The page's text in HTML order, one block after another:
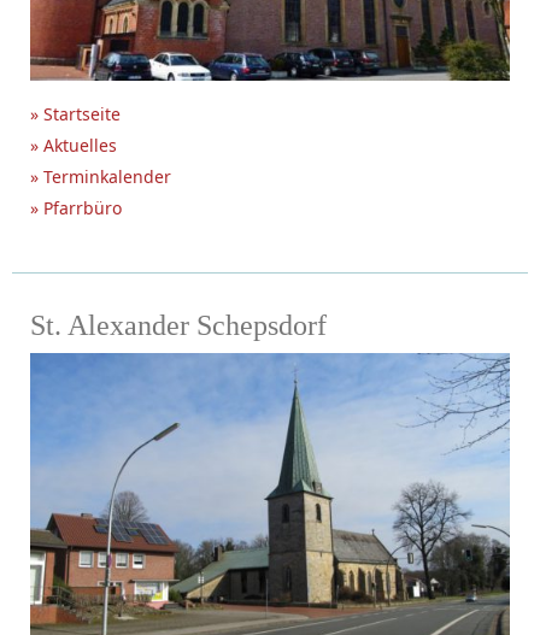
» Startseite
» Aktuelles
» Terminkalender
» Pfarrbüro
St. Alexander Schepsdorf